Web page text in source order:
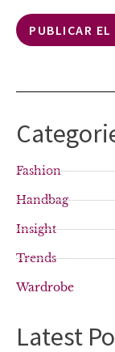
Fashion
Handbag
Insight
Trends
Wardrobe
Latest